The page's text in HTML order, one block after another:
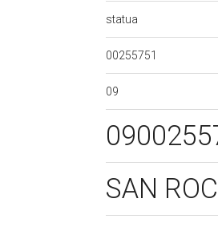
statua
00255751
09
SAN